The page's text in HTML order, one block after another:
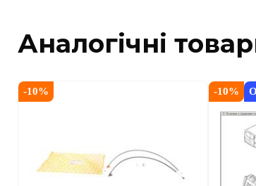
Аналогічні
-10% -10%